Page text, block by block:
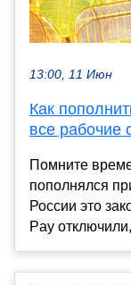
13:00, 11 Июн
Как
все рабочие
Помните
пополнялся
России это
Pay